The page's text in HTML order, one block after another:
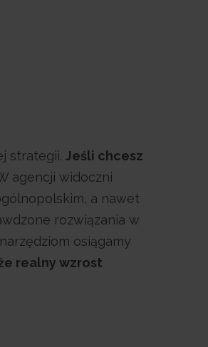
strategii. Jeśli chcesz
agencji widoczni
a nawet
rozwiązania w
osiągamy
realny wzrost